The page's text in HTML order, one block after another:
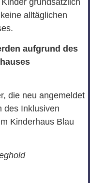
grundsätzlich
alltäglichen
aufgrund des
die neu angemeldet
des Inklusiven
Kinderhaus Blau